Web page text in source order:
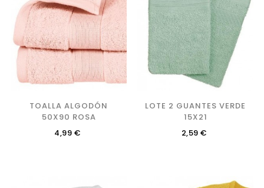
TOALLA ALGODÓN
50X90 ROSA
Precio
4,99 €
LOTE 2 GUANTES VERDE
15X21
Precio
2,59 €